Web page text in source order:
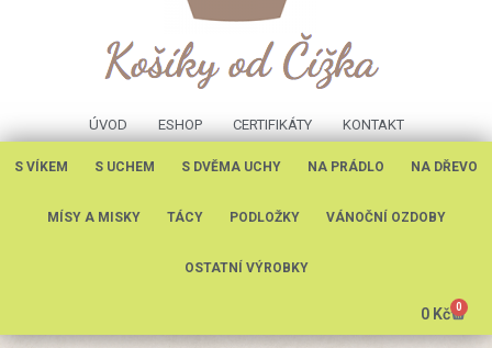
ÚVOD ESHOP CERTIFIKÁTY KONTAKT
S VÍKEM S UCHEM S DVĚMA UCHY NA PRÁDLO NA DŘEVO
MÍSY A MISKY TÁCY PODLOŽKY VÁNOČNÍ OZDOBY
OSTATNÍ VÝROBKY
0 Kč 0